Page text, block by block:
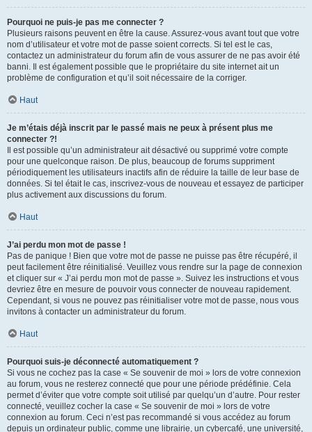
Pourquoi ne puis-je pas me connecter ?
Plusieurs raisons peuvent en être la cause. Assurez-vous avant tout que votre
nom d’utilisateur et votre mot de passe soient corrects. Si tel est le cas,
contactez un administrateur du forum afin de vous assurer de ne pas avoir été
banni. Il est également possible que le propriétaire du site internet ait un
problème de configuration et qu’il soit nécessaire de la corriger.
Haut
Je m’étais déjà inscrit par le passé mais ne peux à présent plus me
connecter ?!
Il est possible qu’un administrateur ait désactivé ou supprimé votre compte
pour une quelconque raison. De plus, beaucoup de forums suppriment
périodiquement les utilisateurs inactifs afin de réduire la taille de leur base de
données. Si tel était le cas, inscrivez-vous de nouveau et essayez de participer
plus activement aux discussions du forum.
Haut
J’ai perdu mon mot de passe !
Pas de panique ! Bien que votre mot de passe ne puisse pas être récupéré, il
peut facilement être réinitialisé. Veuillez vous rendre sur la page de connexion
et cliquer sur « J’ai perdu mon mot de passe ». Suivez les instructions et vous
devriez être en mesure de pouvoir vous connecter de nouveau rapidement.
Cependant, si vous ne pouvez pas réinitialiser votre mot de passe, nous vous
invitons à contacter un administrateur du forum.
Haut
Pourquoi suis-je déconnecté automatiquement ?
Si vous ne cochez pas la case « Se souvenir de moi » lors de votre connexion
au forum, vous ne resterez connecté que pour une période prédéfinie. Cela
permet d’éviter que votre compte soit utilisé par quelqu’un d’autre. Pour rester
connecté, veuillez cocher la case « Se souvenir de moi » lors de votre
connexion au forum. Ceci n’est pas recommandé si vous accédez au forum
depuis un ordinateur public, comme une librairie, un cybercafé, une université,